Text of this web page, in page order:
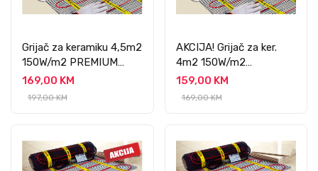
Grijač za keramiku 4,5m2
150W/m2 PREMIUM
PROFESSIONAL
169,00 KM
197,00 KM
AKCIJA! Grijač za ker.
4m2 150W/m2
PREMIUM
PROFESSIONAL
159,00 KM
169,00 KM